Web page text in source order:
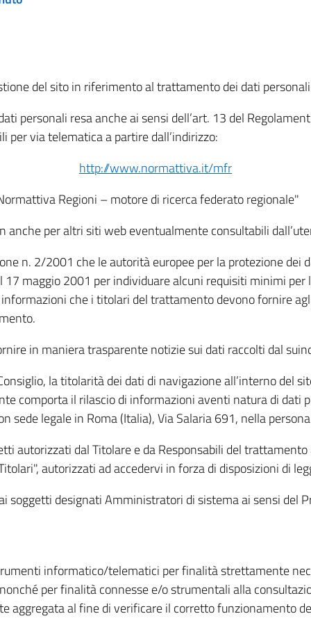
del sito in riferimento al trattamento dei dati
personali resa anche ai sensi dell’art. 13 del
per via telematica a partire dall’indirizzo:
http://www.normattiva.it/mfr
Regioni – motore di ricerca federato regionale"
anche per altri siti web eventualmente consultabili
n. 2/2001 che le autorità europee per la protezione dei
maggio 2001 per individuare alcuni requisiti minimi per
che i titolari del trattamento devono fornire
in maniera trasparente notizie sui dati raccolti dal
la titolarità dei dati di navigazione all’interno del
comporta il rilascio di informazioni aventi natura di
sede legale in Roma (Italia), Via Salaria 691, nella
autorizzati dal Titolare e da Responsabili del
autorizzati ad accedervi in forza di disposizioni di
soggetti designati Amministratori di sistema ai sensi del
informatico/telematici per finalità strettamente
per finalità connesse e/o strumentali alla
aggregata al fine di verificare il corretto funzionamento